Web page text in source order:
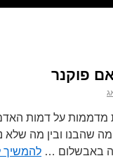
פוקנר
מדממות על דמות
שהבנו ובין מה שלא
באבשלום … להמשיך